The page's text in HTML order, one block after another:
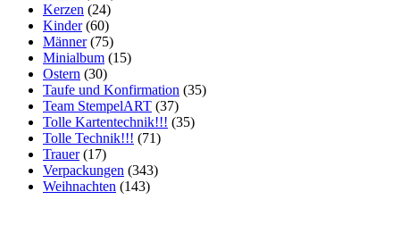
Kerzen (24)
Kinder(60)
Männer(75)
Minialbum (15)
Ostern (30)
Taufe und Konfirmation (35)
Team StempelART (37)
Tolle Kartentechnik!!! (35)
Tolle Technik!!! (71)
Trauer(17)
Verpackungen (343)
Weihnachten (143)